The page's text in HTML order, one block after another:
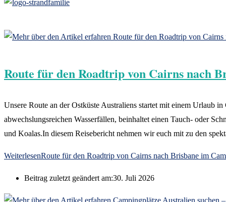
Route für den Roadtrip von Cairns nach
Unsere Route an der Ostküste Australiens startet mit einem Urlaub
abwechslungsreichen Wasserfällen, beinhaltet einen Tauch- oder
und Koalas.In diesem Reisebericht nehmen wir euch mit zu den
WeiterlesenRoute für den Roadtrip von Cairns nach Brisbane im
Beitrag zuletzt geändert am:30. Juli 2026